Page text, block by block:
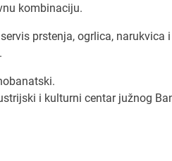
kombinaciju.
prstenja, ogrlica,
i kulturni centar južnog